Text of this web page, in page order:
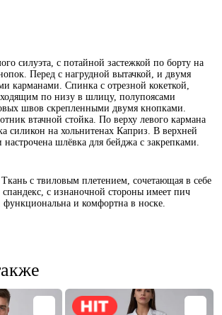
силуэта, с потайной застежкой по борту на
Перед с нагрудной вытачкой, и двумя
карманами. Спинка с отрезной кокеткой,
по низу в шлицу, полупоясами
швов скрепленными двумя кнопками.
втачной стойка. По верху левого кармана
силикон на хольнитенах Каприз. В верхней
настрочена шлёвка для бейджа с закрепками.
с твиловым плетением, сочетающая в себе
с изнаночной стороны имеет пич
функциональна и комфортна в носке.